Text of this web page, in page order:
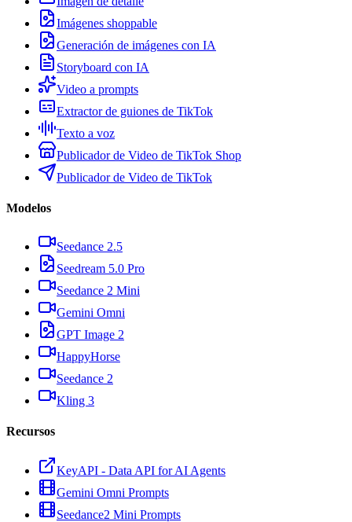
Imágenes shoppable
Generación de imágenes con IA
Storyboard con IA
Video a prompts
Extractor de guiones de TikTok
Texto a voz
Publicador de Video de TikTok Shop
Publicador de Video de TikTok
Modelos
Seedance 2.5
Seedream 5.0 Pro
Seedance 2 Mini
Gemini Omni
GPT Image 2
HappyHorse
Seedance 2
Kling 3
Recursos
KeyAPI - Data API for AI Agents
Gemini Omni Prompts
Seedance2 Mini Prompts